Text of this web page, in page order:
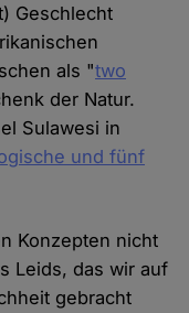
Geschlecht
als "two
der Natur.
Sulawesi in
und fünf
Konzepten nicht
Leids, das wir auf
gebracht